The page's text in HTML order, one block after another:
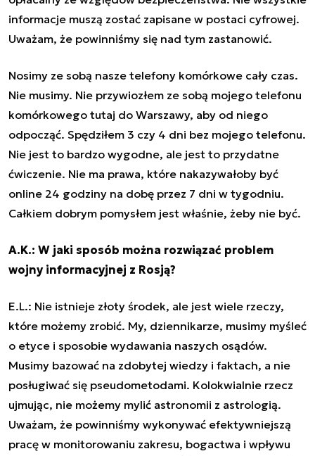
informacje muszą zostać zapisane w postaci cyfrowej.
Uważam, że powinniśmy się nad tym zastanowić.
Nosimy ze sobą nasze telefony komórkowe cały czas.
Nie musimy. Nie przywiozłem ze sobą mojego telefonu
komórkowego tutaj do Warszawy, aby od niego
odpocząć. Spędziłem 3 czy 4 dni bez mojego telefonu.
Nie jest to bardzo wygodne, ale jest to przydatne
ćwiczenie. Nie ma prawa, które nakazywałoby być
online 24 godziny na dobę przez 7 dni w tygodniu.
Całkiem dobrym pomysłem jest właśnie, żeby nie być.
A.K.: W jaki sposób można rozwiązać problem
wojny informacyjnej z Rosją?
E.L.: Nie istnieje złoty środek, ale jest wiele rzeczy,
które możemy zrobić. My, dziennikarze, musimy myśleć
o etyce i sposobie wydawania naszych osądów.
Musimy bazować na zdobytej wiedzy i faktach, a nie
posługiwać się pseudometodami. Kolokwialnie rzecz
ujmując, nie możemy mylić astronomii z astrologią.
Uważam, że powinniśmy wykonywać efektywniejszą
pracę w monitorowaniu zakresu, bogactwa i wpływu